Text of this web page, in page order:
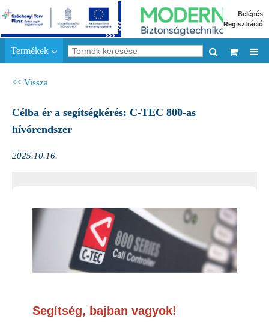
Belépés
Regisztráció
Termékek
<< Vissza
Célba ér a segítségkérés: C-TEC 800-as
hívórendszer
2025.10.16.
Segítség, bajban vagyok!